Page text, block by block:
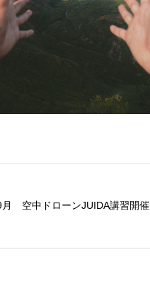
月 空中ドローンJUIDA講習開催